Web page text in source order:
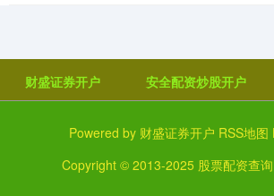
财盛证券开户 安全配资炒股开户
Powered by 财盛证券开户 RSS地图
Copyright © 2013-2025 股票配资查